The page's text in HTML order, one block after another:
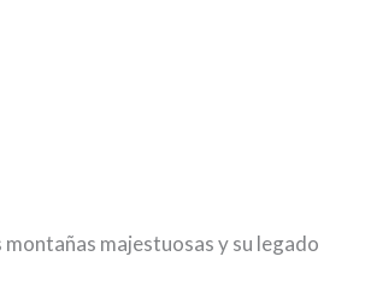
majestuosas y su legado